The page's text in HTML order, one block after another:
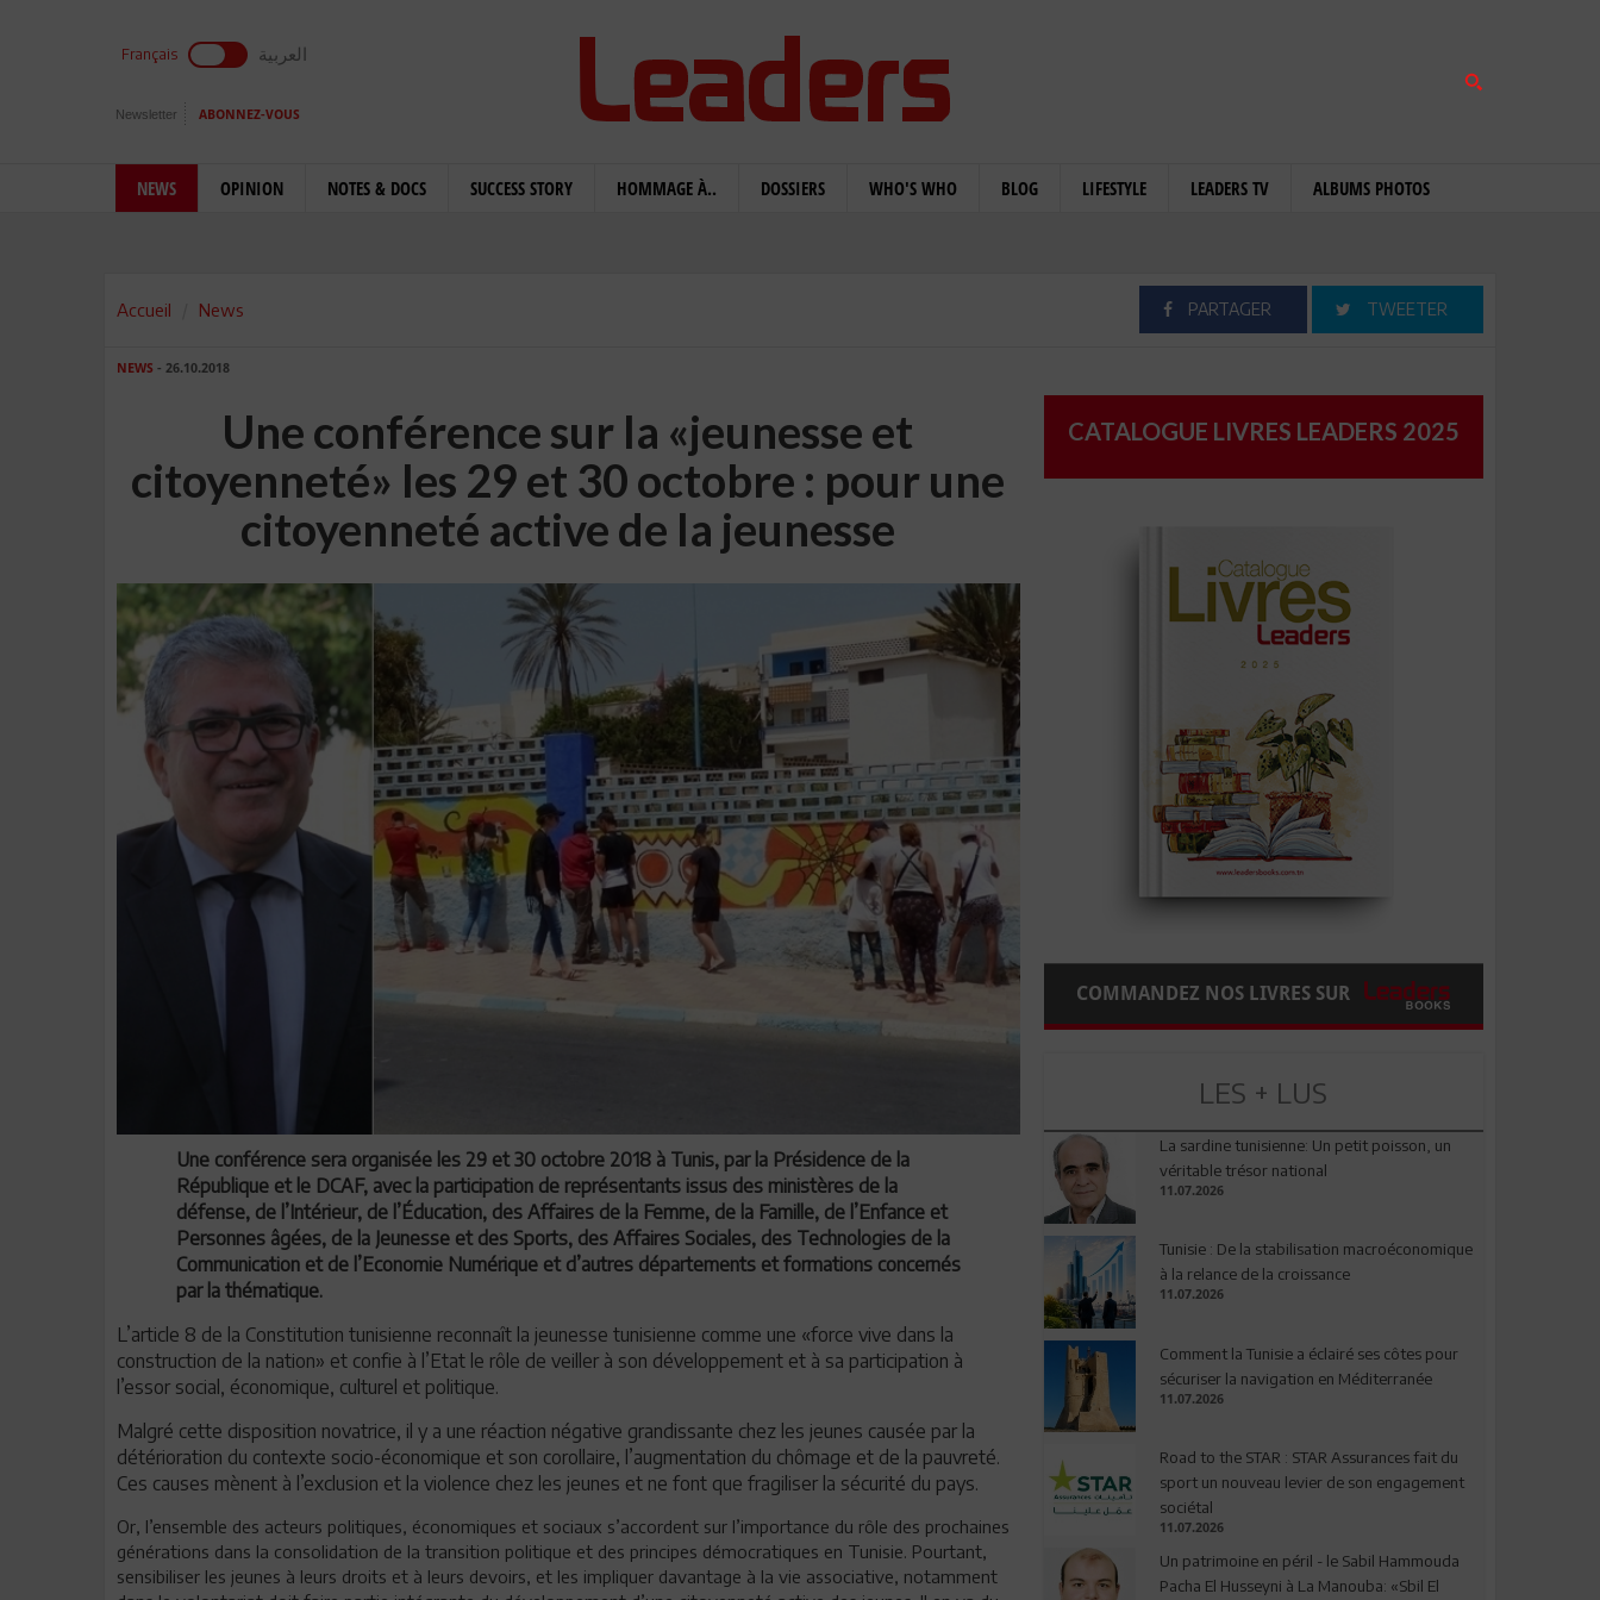
Français العربية
Newsletter ABONNEZ-VOUS
NEWS OPINION NOTES & DOCS SUCCESS STORY HOMMAGE À.. DOSSIERS WHO'S WHO BLOG LIFESTYLE LEADERS TV ALBUMS PHOTOS
Accueil News PARTAGER TWEETER
NEWS - 26.10.2018
Une conférence sur la «jeunesse et
citoyenneté» les 29 et 30 octobre : pour une
citoyenneté active de la jeunesse
Une conférence sera organisée les 29 et 30 octobre 2018 à Tunis, par la Présidence de la
République et le DCAF, avec la participation de représentants issus des ministères de la
défense, de l’Intérieur, de l’Éducation, des Affaires de la Femme, de la Famille, de l’Enfance et
Personnes âgées, de la Jeunesse et des Sports, des Affaires Sociales, des Technologies de la
Communication et de l’Economie Numérique et d’autres départements et formations concernés
par la thématique.
L’article 8 de la Constitution tunisienne reconnaît la jeunesse tunisienne comme une «force vive dans la
construction de la nation» et confie à l’Etat le rôle de veiller à son développement et à sa participation à
l’essor social, économique, culturel et politique.
Malgré cette disposition novatrice, il y a une réaction négative grandissante chez les jeunes causée par la
détérioration du contexte socio-économique et son corollaire, l’augmentation du chômage et de la pauvreté.
Ces causes mènent à l’exclusion et la violence chez les jeunes et ne font que fragiliser la sécurité du pays.
Or, l’ensemble des acteurs politiques, économiques et sociaux s’accordent sur l’importance du rôle des prochaines
générations dans la consolidation de la transition politique et des principes démocratiques en Tunisie. Pourtant,
sensibiliser les jeunes à leurs droits et à leurs devoirs, et les impliquer davantage à la vie associative, notamment
CATALOGUE LIVRES LEADERS 2025
COMMANDEZ NOS LIVRES SUR
LES + LUS
La sardine tunisienne: Un petit poisson, un
véritable trésor national
11.07.2026
Tunisie : De la stabilisation macroéconomique
à la relance de la croissance
11.07.2026
Comment la Tunisie a éclairé ses côtes pour
sécuriser la navigation en Méditerranée
11.07.2026
Road to the STAR : STAR Assurances fait du
sport un nouveau levier de son engagement
sociétal
11.07.2026
Un patrimoine en péril - le Sabil Hammouda
Pacha El Husseyni à La Manouba: «Sbil El